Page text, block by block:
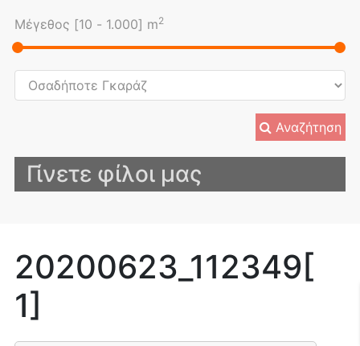
Μέγεθος [10 - 1.000] m2
Αναζήτηση
Γίνετε φίλοι μας
20200623_112349[
1]